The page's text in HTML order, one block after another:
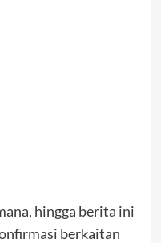
hingga berita ini
berkaitan